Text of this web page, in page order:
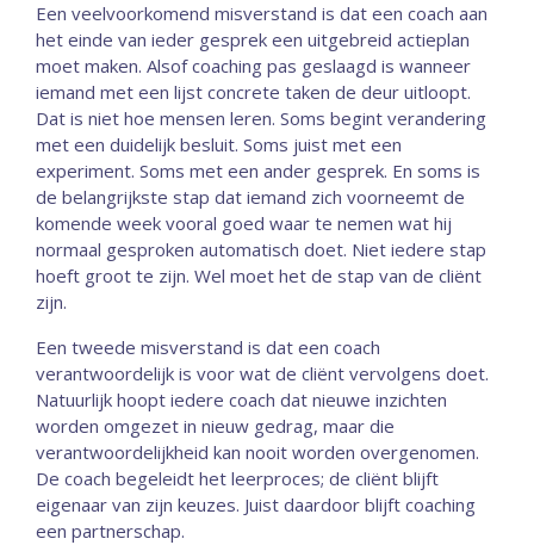
Een veelvoorkomend misverstand is dat een coach aan
het einde van ieder gesprek een uitgebreid actieplan
moet maken. Alsof coaching pas geslaagd is wanneer
iemand met een lijst concrete taken de deur uitloopt.
Dat is niet hoe mensen leren. Soms begint verandering
met een duidelijk besluit. Soms juist met een
experiment. Soms met een ander gesprek. En soms is
de belangrijkste stap dat iemand zich voorneemt de
komende week vooral goed waar te nemen wat hij
normaal gesproken automatisch doet. Niet iedere stap
hoeft groot te zijn. Wel moet het de stap van de cliënt
zijn.
Een tweede misverstand is dat een coach
verantwoordelijk is voor wat de cliënt vervolgens doet.
Natuurlijk hoopt iedere coach dat nieuwe inzichten
worden omgezet in nieuw gedrag, maar die
verantwoordelijkheid kan nooit worden overgenomen.
De coach begeleidt het leerproces; de cliënt blijft
eigenaar van zijn keuzes. Juist daardoor blijft coaching
een partnerschap.